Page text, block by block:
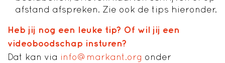
afstand afspreken. Zie ook de tips hieronder.
Heb jij nog een leuke tip? Of wil jij een
videoboodschap insturen?
Dat kan via info@markant.org onder